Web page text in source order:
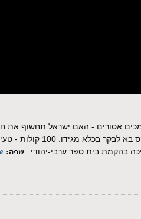
הלובי שמייצג את אינטרס הציבור
בהקמת בית ספר ערבי-יהודי.
שפה: